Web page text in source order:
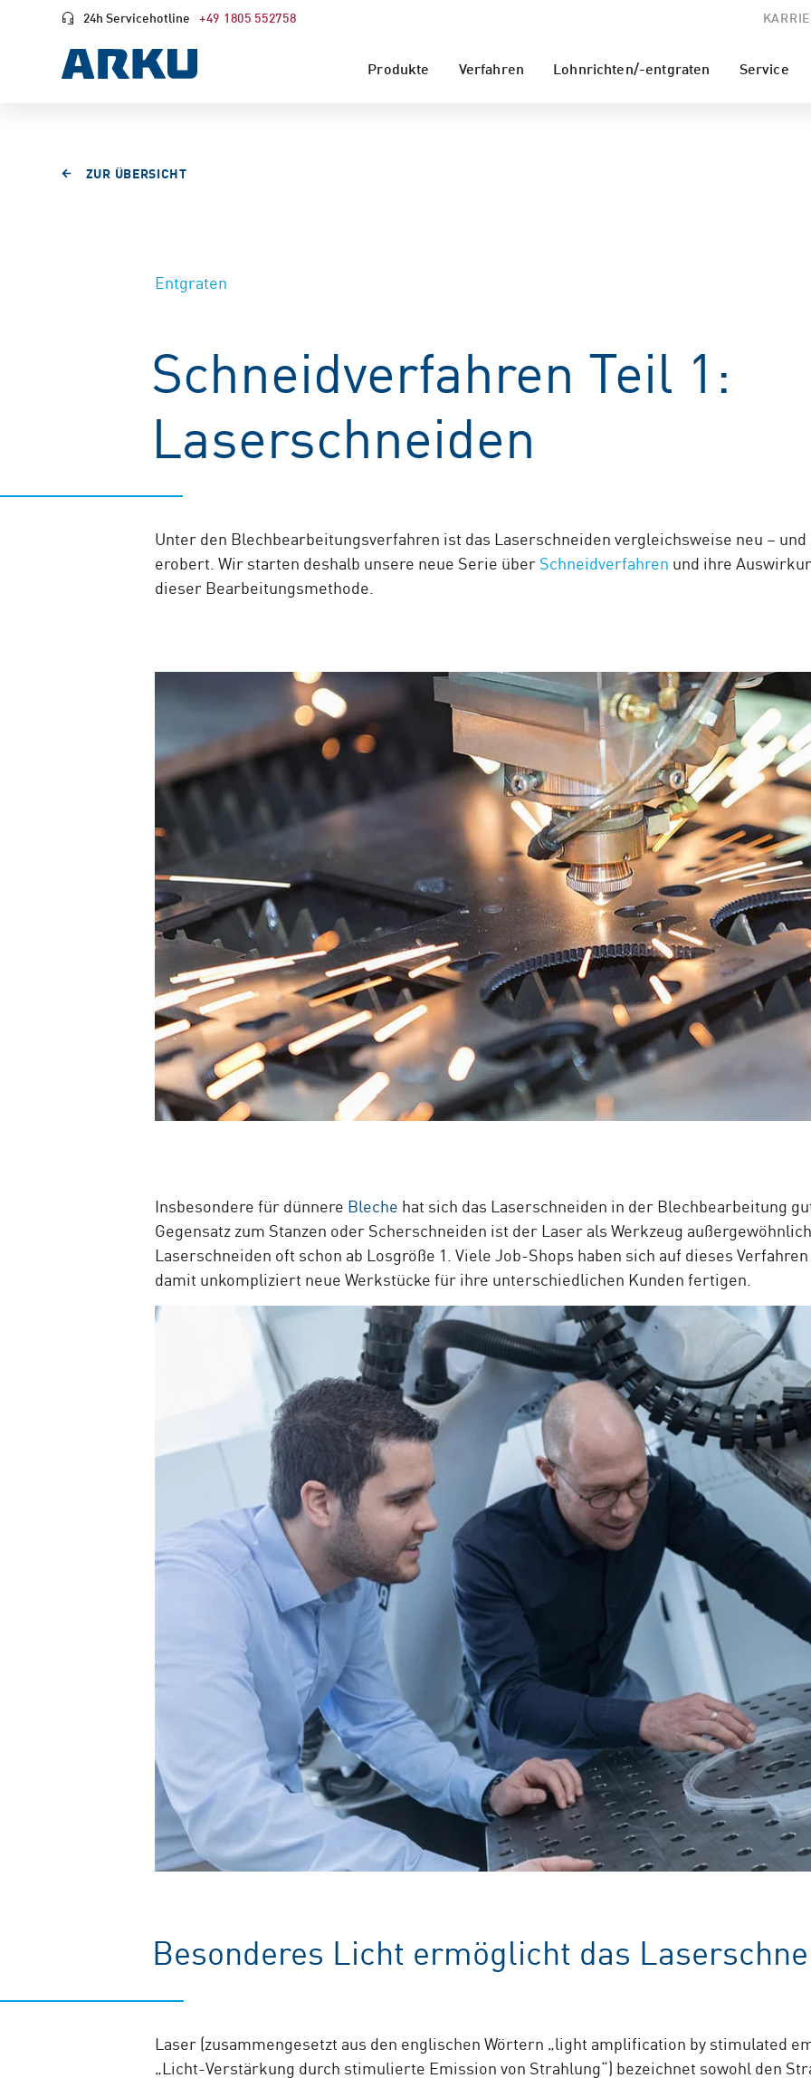
24h Servicehotline +49 1805 552758
Produkte Verfahren Lohnrichten/-entgraten Service
ZUR ÜBERSICHT
Entgraten
Schneidverfahren Teil 1:
Laserschneiden
Unter den Blechbearbeitungsverfahren ist das Laserschneiden vergleichsweise neu –
erobert. Wir starten deshalb unsere neue Serie über Schneidverfahren und ihre
dieser Bearbeitungsmethode.
Insbesondere für dünnere Bleche hat sich das Laserschneiden in der Blechbearbeitung
Gegensatz zum Stanzen oder Scherschneiden ist der Laser als Werkzeug
Laserschneiden oft schon ab Losgröße 1. Viele Job-Shops haben sich auf dieses
damit unkompliziert neue Werkstücke für ihre unterschiedlichen Kunden fertigen.
Besonderes Licht ermöglicht das
Laser (zusammengesetzt aus den englischen Wörtern „light amplification by stimulated
„Licht-Verstärkung durch stimulierte Emission von Strahlung“) bezeichnet sowohl den